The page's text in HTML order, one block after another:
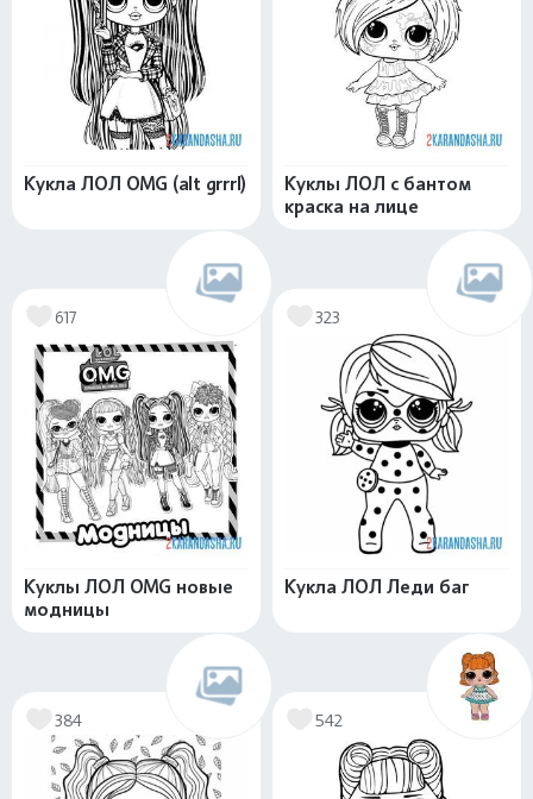
Кукла ЛОЛ OMG (alt grrrl)
Куклы ЛОЛ с бантом
краска на лице
617
Куклы ЛОЛ OMG новые
модницы
323
Кукла ЛОЛ Леди баг
384 542